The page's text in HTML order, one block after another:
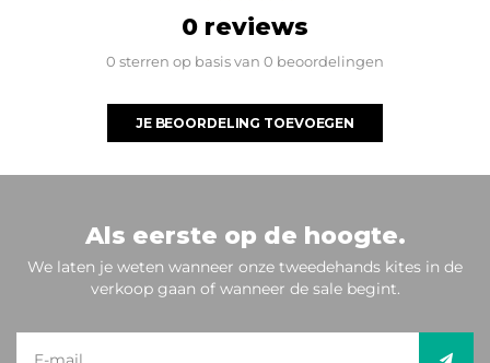
0 reviews
0 sterren op basis van 0 beoordelingen
JE BEOORDELING TOEVOEGEN
Als eerste op de hoogte.
We laten je weten wanneer onze tweedehands kites in de
verkoop gaan of wanneer de sale begint.